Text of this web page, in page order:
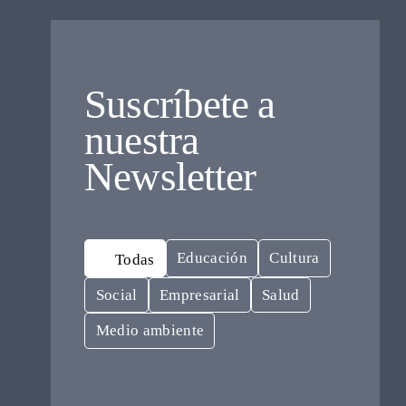
Suscríbete a
nuestra
Newsletter
Todas Educación Cultura
Social Empresarial Salud
Medio ambiente